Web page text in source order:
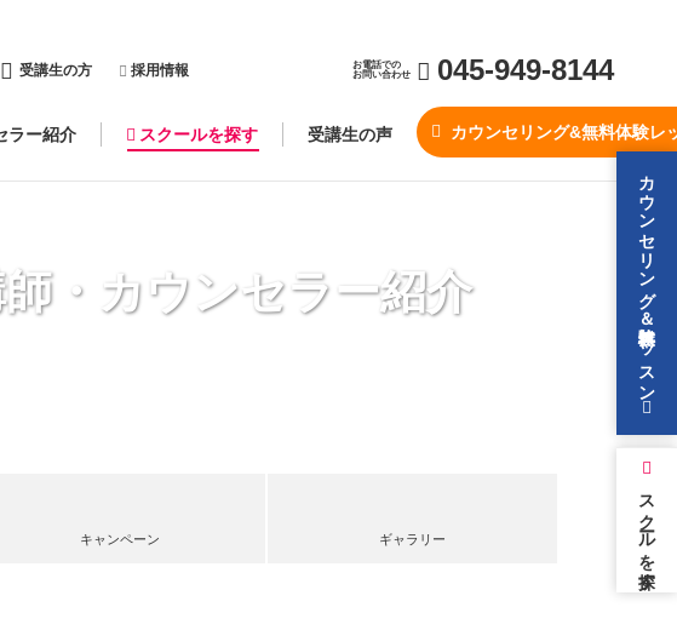
受講生の方 採用情報
お電話での
お問い合わせ
045-949-8144
ラー紹介 スクールを探す 受講生の声 カウンセリング&無料体験レ
カウンセリング＆無料体験レッスン
スクールを探す
・カウンセラー紹介
キャンペーン ギャラリー